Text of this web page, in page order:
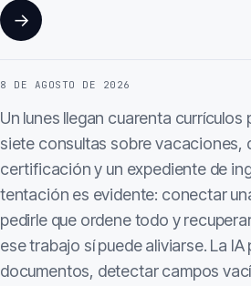
→
8 DE AGOSTO DE 2026
Un lunes llegan cuarenta currículos
siete consultas sobre vacaciones,
certificación y un expediente de
tentación es evidente: conectar
pedirle que ordene todo y
ese trabajo sí puede aliviarse. La
documentos, detectar campos